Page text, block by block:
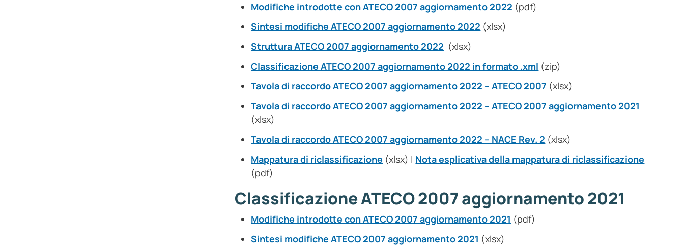
Modifiche introdotte con ATECO 2007 aggiornamento 2022 (pdf)
Sintesi modifiche ATECO 2007 aggiornamento 2022 (xlsx)
Struttura ATECO 2007 aggiornamento 2022 (xlsx)
Classificazione ATECO 2007 aggiornamento 2022 in formato .xml (zip)
Tavola di raccordo ATECO 2007 aggiornamento 2022 – ATECO 2007 (xlsx)
Tavola di raccordo ATECO 2007 aggiornamento 2022 – ATECO 2007 aggiornamento 2021
(xlsx)
Tavola di raccordo ATECO 2007 aggiornamento 2022 – NACE Rev. 2 (xlsx)
Mappatura di riclassificazione (xlsx) | Nota esplicativa della mappatura di riclassificazione
(pdf)
Classificazione ATECO 2007 aggiornamento 2021
Modifiche introdotte con ATECO 2007 aggiornamento 2021 (pdf)
Sintesi modifiche ATECO 2007 aggiornamento 2021 (xlsx)